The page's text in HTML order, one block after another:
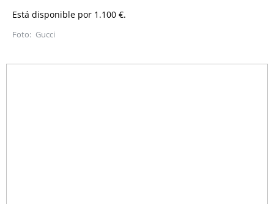
Está disponible por 1.100 €.
Gucci